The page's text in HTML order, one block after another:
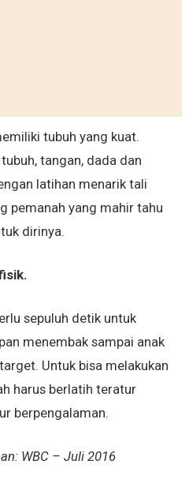
tubuh yang kuat.
tangan, dada dan
latihan menarik tali
pemanah yang mahir tahu
dirinya.
sepuluh detik untuk
menembak sampai anak
Untuk bisa melakukan
harus berlatih teratur
berpengalaman.
WBC – Juli 2016